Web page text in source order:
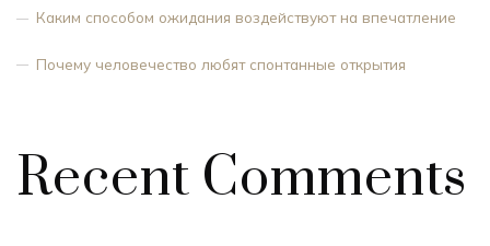
Каким способом ожидания воздействуют на впечатление
Почему человечество любят спонтанные открытия
Recent Comments